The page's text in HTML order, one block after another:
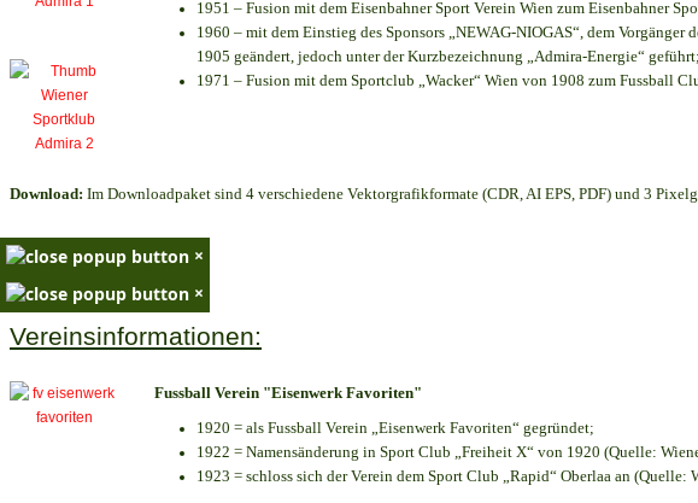
1951 – Fusion mit dem Eisenbahner Sport Verein Wien zum Eisenbahner
1960 – mit dem Einstieg des Sponsors „NEWAG-NIOGAS“, dem
1905 geändert, jedoch unter der Kurzbezeichnung „Admira-Energie“ geführt;
1971 – Fusion mit dem Sportclub „Wacker“ Wien von 1908 zum Fussball
Download: Im Downloadpaket sind 4 verschiedene Vektorgrafikformate (CDR, AI EPS, PDF) und 3
×
×
Vereinsinformationen:
Fussball Verein "Eisenwerk Favoriten"
1920 = als Fussball Verein „Eisenwerk Favoriten“ gegründet;
1922 = Namensänderung in Sport Club „Freiheit X“ von 1920 (Quelle:
1923 = schloss sich der Verein dem Sport Club „Rapid“ Oberlaa an